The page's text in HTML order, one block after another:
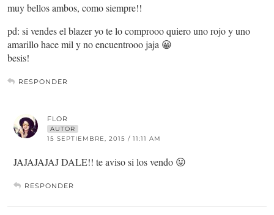
muy bellos ambos, como siempre!!
pd: si vendes el blazer yo te lo comprooo quiero uno rojo y uno
amarillo hace mil y no encuentrooo jaja 😀
besis!
RESPONDER
FLOR
AUTOR
15 SEPTIEMBRE, 2015 / 11:11 AM
JAJAJAJAJ DALE!! te aviso si los vendo 😛
RESPONDER